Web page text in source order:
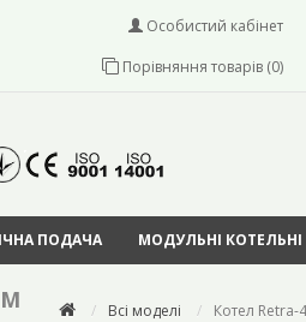
Особистий кабінет
Порівняння товарів (0)
ПОДАЧА МОДУЛЬНІ КОТЕЛЬНІ
Всі моделі Котел